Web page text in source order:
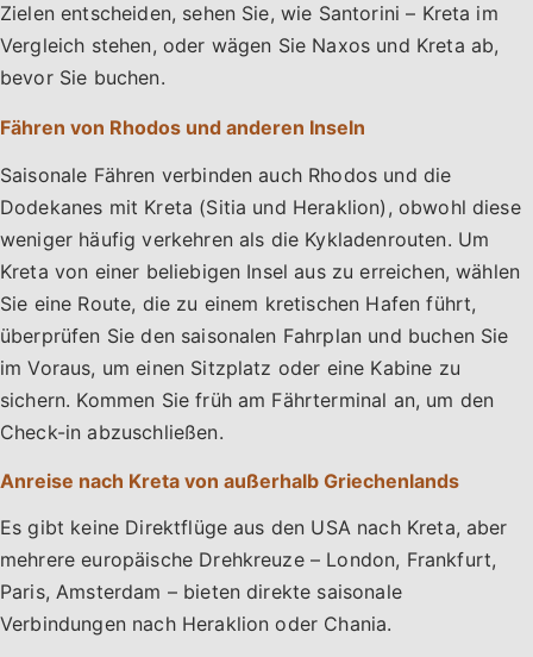
Zielen entscheiden, sehen Sie, wie Santorini – Kreta im
Vergleich stehen, oder wägen Sie Naxos und Kreta ab,
bevor Sie buchen.
Fähren von Rhodos und anderen Inseln
Saisonale Fähren verbinden auch Rhodos und die
Dodekanes mit Kreta (Sitia und Heraklion), obwohl diese
weniger häufig verkehren als die Kykladenrouten. Um
Kreta von einer beliebigen Insel aus zu erreichen, wählen
Sie eine Route, die zu einem kretischen Hafen führt,
überprüfen Sie den saisonalen Fahrplan und buchen Sie
im Voraus, um einen Sitzplatz oder eine Kabine zu
sichern. Kommen Sie früh am Fährterminal an, um den
Check-in abzuschließen.
Anreise nach Kreta von außerhalb Griechenlands
Es gibt keine Direktflüge aus den USA nach Kreta, aber
mehrere europäische Drehkreuze – London, Frankfurt,
Paris, Amsterdam – bieten direkte saisonale
Verbindungen nach Heraklion oder Chania.